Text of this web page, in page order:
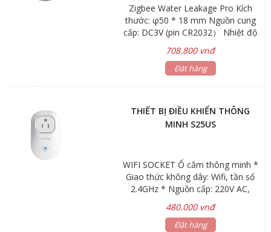
Zigbee Water Leakage Pro Kích
thước: φ50 * 18 mm Nguồn cung
cấp: DC3V (pin CR2032） Nhiệt độ
làm việc .:-10～50℃
708.800 vnđ
Đặt hàng
THIẾT BỊ ĐIỀU KHIỂN THÔNG
MINH S25US
WIFI SOCKET Ổ cắm thông minh *
Giao thức không dây: Wifi, tần số
2.4GHz * Nguồn cấp: 220V AC,
50/60Hz * Chất liệu: Nhựa ABS *
Kích thước: 103*63*37mm * Môi
trường làm việc: -15℃~50℃, độ ẩm
480.000 vnđ
Đặt hàng